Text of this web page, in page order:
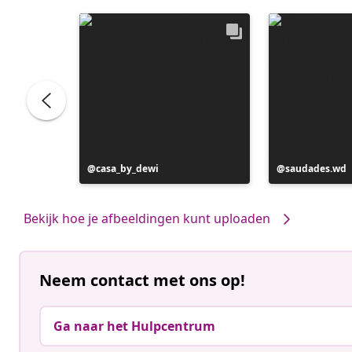
Bericht
gepubliceerd
casa_by_dewi
Bericht
gepubliceerd
saudades.wd
Bekijk hoe je afbeeldingen kunt uploaden
Neem contact met ons op!
Ga naar het Hulpcentrum